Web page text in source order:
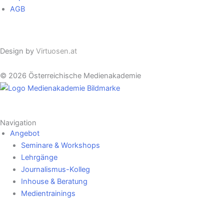
AGB
Design by Virtuosen.at
© 2026 Österreichische Medienakademie
Navigation
Angebot
Seminare & Workshops
Lehrgänge
Journalismus-Kolleg
Inhouse & Beratung
Medientrainings